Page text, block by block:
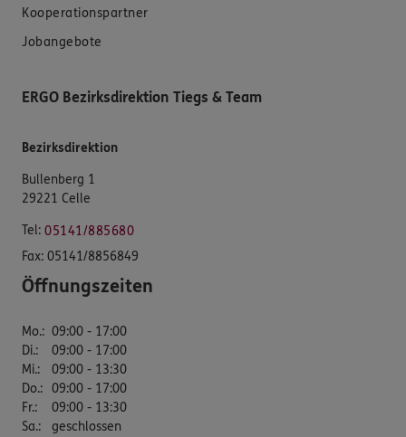
Kooperationspartner
Jobangebote
ERGO Bezirksdirektion Tiegs & Team
Bezirksdirektion
Bullenberg 1
29221 Celle
Tel: 05141/885680
Fax: 05141/8856849
Öffnungszeiten
Mo.: 09:00 - 17:00
Di.:
09:00 - 17:00
Mi.:
09:00 - 13:30
Do.: 09:00 - 17:00
Fr.:
09:00 - 13:30
Sa.: geschlossen